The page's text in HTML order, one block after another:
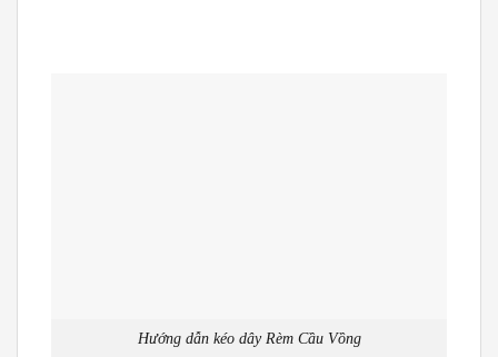
Hướng dẫn kéo dây Rèm Cầu Vồng